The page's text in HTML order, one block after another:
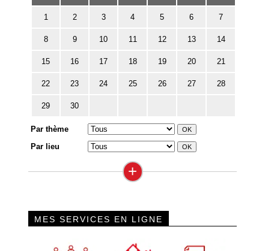
1 2 3 4 5 6 7
8 9 10 11 12 13 14
15 16 17 18 19 20 21
22 23 24 25 26 27 28
29 30
Par thème
Par lieu
+
MES SERVICES EN LIGNE